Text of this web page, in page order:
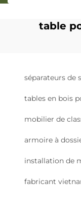
table
séparateurs de
tables en bois
mobilier de
armoire à
installation de
fabricant